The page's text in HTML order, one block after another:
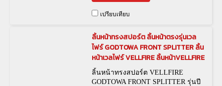
เปรียบเทียบ
ลิ้นหน้าทรงสปอร์ต ลิ้นหน้าตรงรุ่นเวล
ไฟร์ GODTOWA FRONT SPLITTER ลิ้น
หน้าเวลไฟร์ VELLFIRE ลิ้นหน้าVELLFIRE
ลิ้นหน้าทรงสปอร์ต VELLFIRE
GODTOWA FRONT SPLITTER รุ่นปี